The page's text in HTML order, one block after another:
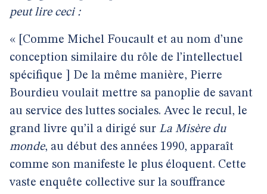
peut lire ceci :
« [Comme Michel Foucault et au nom d’une
conception similaire du rôle de l’intellectuel
spécifique ] De la même manière, Pierre
Bourdieu voulait mettre sa panoplie de savant
au service des luttes sociales. Avec le recul, le
grand livre qu’il a dirigé sur La Misère du
monde, au début des années 1990, apparaît
comme son manifeste le plus éloquent. Cette
vaste enquête collective sur la souffrance